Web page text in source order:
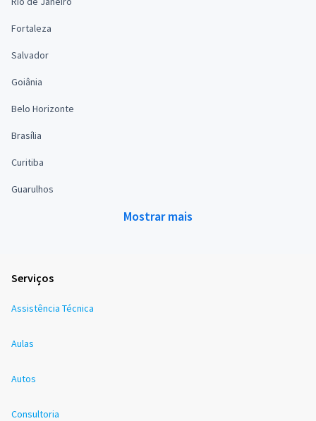
Fortaleza
Salvador
Goiânia
Belo Horizonte
Brasília
Curitiba
Guarulhos
Mostrar mais
Serviços
Assistência Técnica
Aulas
Autos
Consultoria